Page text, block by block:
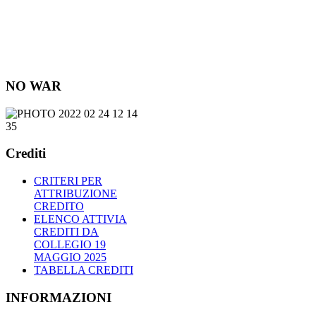
NO WAR
Crediti
CRITERI PER
ATTRIBUZIONE
CREDITO
ELENCO ATTIVIA
CREDITI DA
COLLEGIO 19
MAGGIO 2025
TABELLA CREDITI
INFORMAZIONI